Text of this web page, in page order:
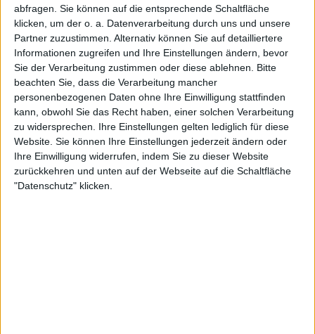
abfragen. Sie können auf die entsprechende Schaltfläche
klicken, um der o. a. Datenverarbeitung durch uns und unsere
Partner zuzustimmen. Alternativ können Sie auf detailliertere
Informationen zugreifen und Ihre Einstellungen ändern, bevor
Sie der Verarbeitung zustimmen oder diese ablehnen.
Bitte
beachten Sie, dass die Verarbeitung mancher
personenbezogenen Daten ohne Ihre Einwilligung stattfinden
kann, obwohl Sie das Recht haben, einer solchen Verarbeitung
zu widersprechen. Ihre Einstellungen gelten lediglich für diese
Website. Sie können Ihre Einstellungen jederzeit ändern oder
Ihre Einwilligung widerrufen, indem Sie zu dieser Website
zurückkehren und unten auf der Webseite auf die Schaltfläche
"Datenschutz" klicken.